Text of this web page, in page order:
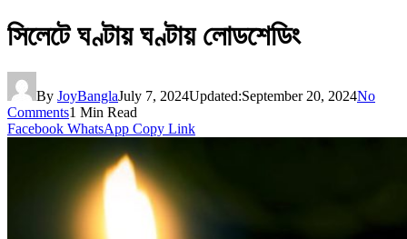
সিলেটে ঘণ্টায় ঘণ্টায় লোডশেডিং
By JoyBanglaJuly 7, 2024Updated:September 20, 2024No
Comments1 Min Read
Facebook WhatsApp Copy Link